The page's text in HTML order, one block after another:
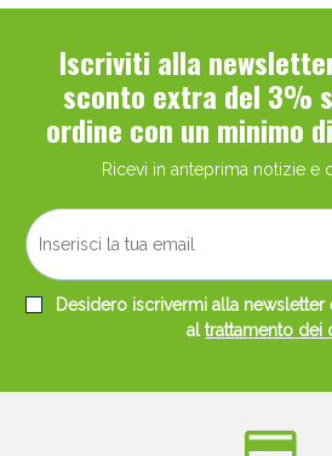
Iscriviti alla
sconto extra del 3%
ordine con un minimo
Ricevi in anteprima notizie e
Desidero iscrivermi alla
altrattamento dei